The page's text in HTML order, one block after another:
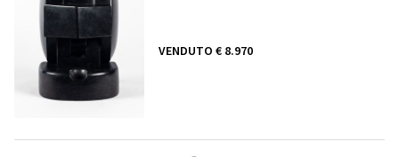
VENDUTO € 8.970